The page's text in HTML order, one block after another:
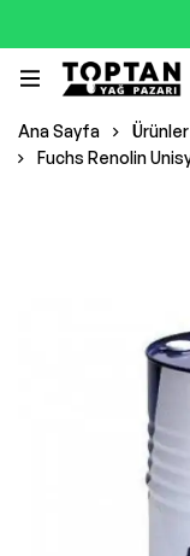
Ana Sayfa Ürünler
Fuchs Renolin